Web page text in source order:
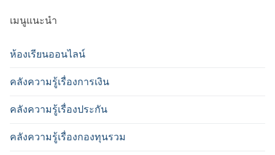
เมนูแนะนำ
ห้องเรียนออนไลน์
คลังความรู้เรื่องการเงิน
คลังความรู้เรื่องประกัน
คลังความรู้เรื่องกองทุนรวม